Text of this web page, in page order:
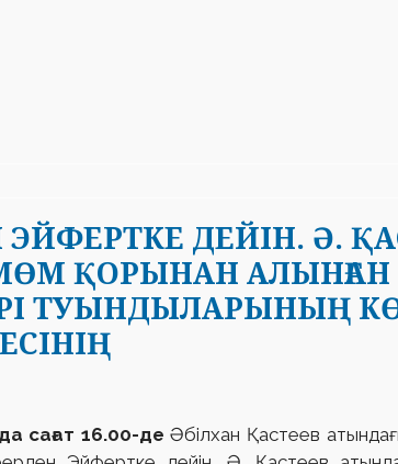
ДЕЙІН. Ә.
ҚОРЫНАН АЛЫНҒАН
ТУЫНДЫЛАРЫНЫҢ
сағат 16.00-де Әбілхан Қастеев